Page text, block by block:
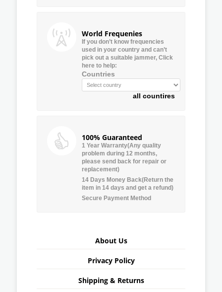
World Frequenies
If you don’t know frequencies
used in your country and can’t
pick out a suitable jammer, Click
here to help:
Countries
all countires
100% Guaranteed
1 Year Warranty(Any quality
problem during 12 months,
please send back for repair or
replacement)
14 Days Money Back(Return the
item in 14 days and get a refund)
Secure Payment Method
About Us
Privacy Policy
Shipping & Returns